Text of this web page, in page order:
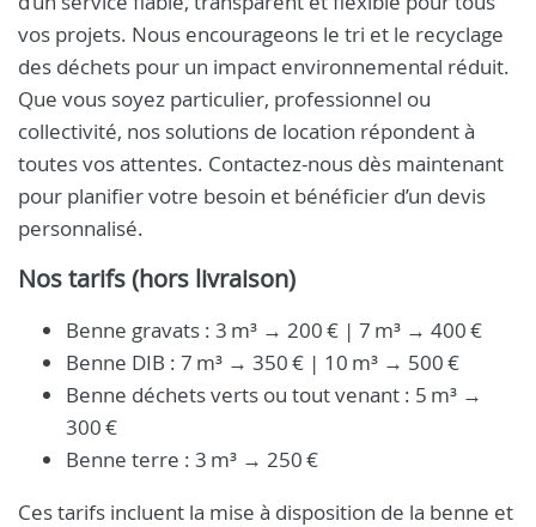
vos projets. Nous encourageons le tri et le recyclage
des déchets pour un impact environnemental réduit.
Que vous soyez particulier, professionnel ou
collectivité, nos solutions de location répondent à
toutes vos attentes. Contactez-nous dès maintenant
pour planifier votre besoin et bénéficier d’un devis
personnalisé.
Nos tarifs (hors livraison)
Benne gravats : 3 m³ → 200 € | 7 m³ → 400 €
Benne DIB : 7 m³ → 350 € | 10 m³ → 500 €
Benne déchets verts ou tout venant : 5 m³ →
300 €
Benne terre : 3 m³ → 250 €
Ces tarifs incluent la mise à disposition de la benne et